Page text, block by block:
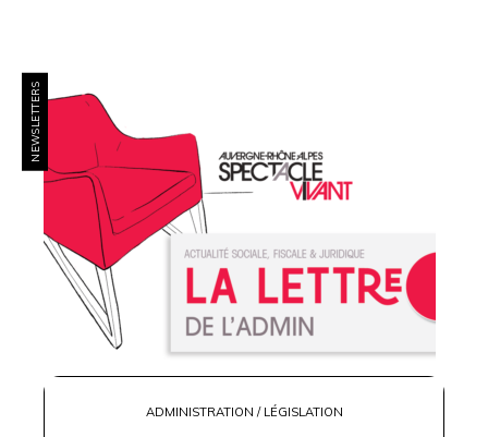
NEWSLETTERS
ADMINISTRATION / LÉGISLATION